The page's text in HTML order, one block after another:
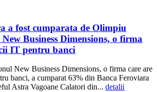
a fost cumparata de Olimpiu
Business Dimensions, o firma
IT pentru banci
New Business Dimensions, o firma care are
banci, a cumparat 63% din Banca Feroviara
Astra Vagoane Calatori din... detalii